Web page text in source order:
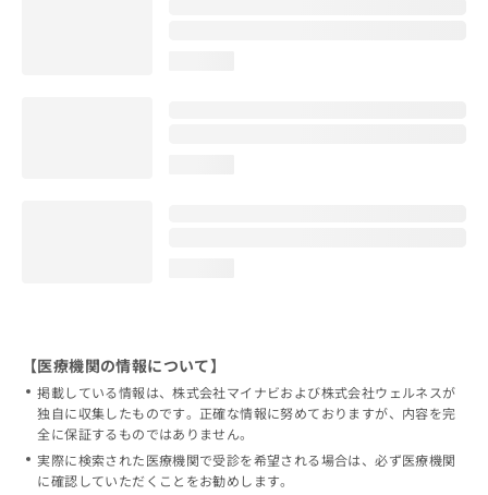
【医療機関の情報について】
掲載している情報は、株式会社マイナビおよび株式会社ウェルネスが
独自に収集したものです。正確な情報に努めておりますが、内容を完
全に保証するものではありません。
実際に検索された医療機関で受診を希望される場合は、必ず医療機関
に確認していただくことをお勧めします。